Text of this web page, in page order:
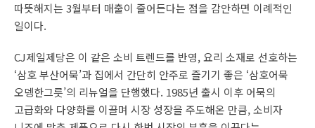
따뜻해지는 3월부터 매출이 줄어든다는 점을 감안하면 이례적인
일이다.
CJ제일제당은 이 같은 소비 트렌드를 반영, 요리 소재로 선호하는
‘삼호 부산어묵’과 집에서 간단히 안주로 즐기기 좋은 ‘삼호어묵
오뎅한그릇’의 리뉴얼을 단행했다. 1985년 출시 이후 어묵의
고급화와 다양화를 이끌며 시장 성장을 주도해온 만큼, 소비자